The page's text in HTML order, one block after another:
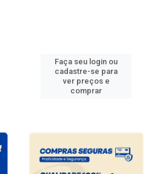
Faça seu login ou
cadastre-se para
ver preços e
comprar